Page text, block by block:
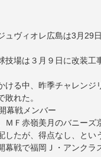
ュヴィオレ広島は3月29
場は３月９日に改装工
ける中、昨季チャレン
れた。
ＭＦ赤嶺美月のバニーズ
たが、得点なし、とい
戦で福岡Ｊ・アンクラ